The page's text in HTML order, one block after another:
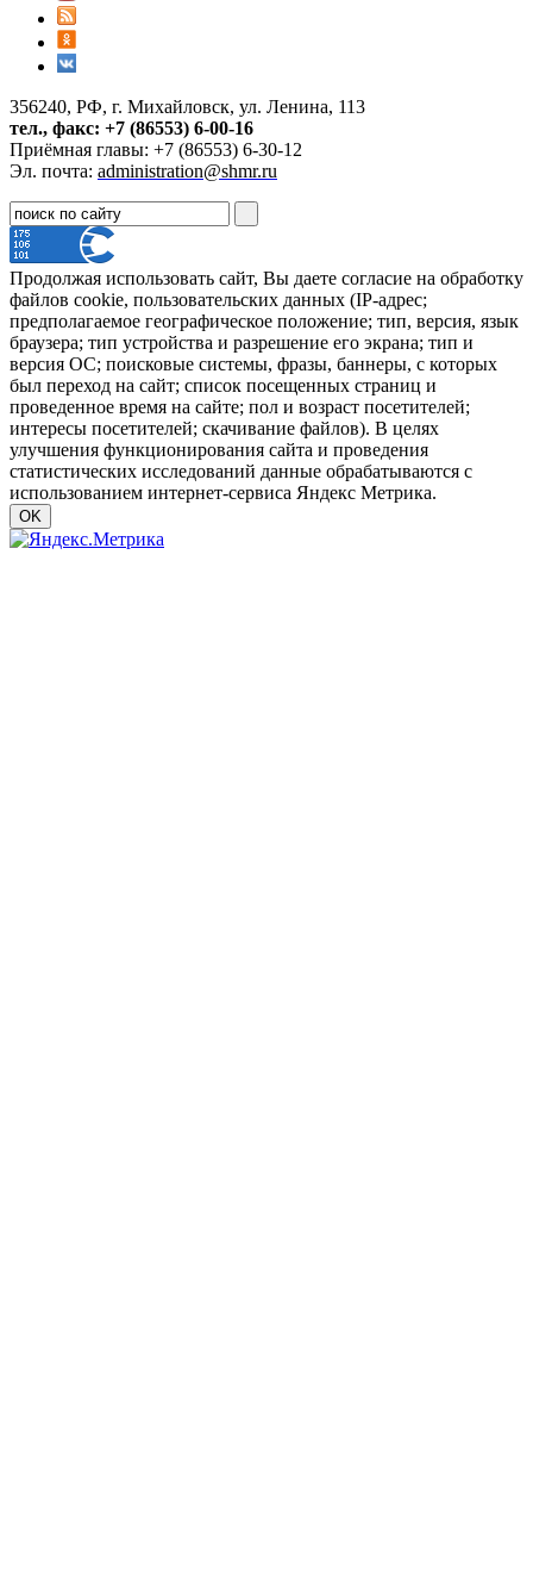
356240, РФ, г. Михайловск, ул. Ленина, 113
тел., факс: +7 (86553) 6-00-16
Приёмная главы: +7 (86553) 6-30-12
Эл. почта: administration@shmr.ru
Продолжая использовать сайт, Вы даете согласие на обработку
файлов cookie, пользовательских данных (IP-адрес;
предполагаемое географическое положение; тип, версия, язык
браузера; тип устройства и разрешение его экрана; тип и
версия ОС; поисковые системы, фразы, баннеры, с которых
был переход на сайт; список посещенных страниц и
проведенное время на сайте; пол и возраст посетителей;
интересы посетителей; скачивание файлов). В целях
улучшения функционирования сайта и проведения
статистических исследований данные обрабатываются с
использованием интернет-сервиса Яндекс Метрика.
OK